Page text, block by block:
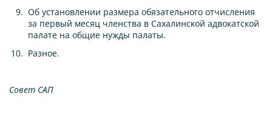
Об установлении размера обязательного отчисления
за первый месяц членства в Сахалинской адвокатской
палате на общие нужды палаты.
Разное.
Совет САП